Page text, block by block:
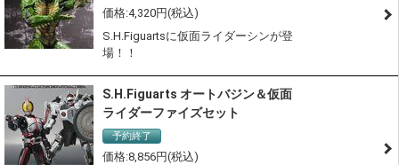
4,320
S.H.Figuartsに仮面ライダーシンが登
場！！
S.H.Figuarts オートバジン＆仮面
ライダーファイズセット
予約終了
8,856